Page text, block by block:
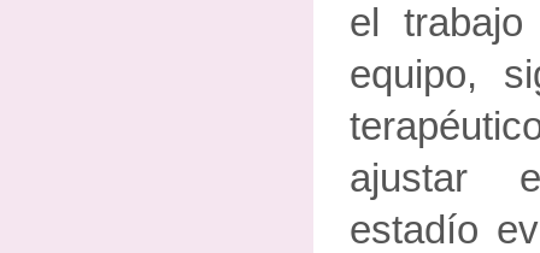
el trabajo
equipo,
ajustar
estadío